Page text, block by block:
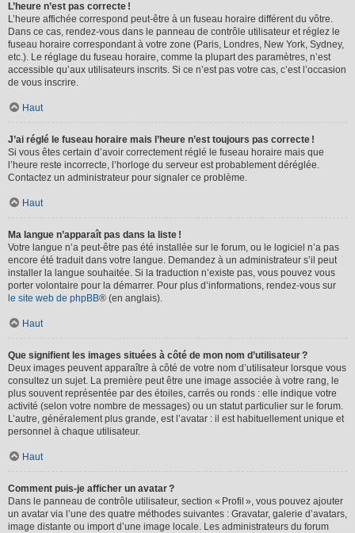
L’heure n’est pas correcte !
L’heure affichée correspond peut-être à un fuseau horaire différent du vôtre.
Dans ce cas, rendez-vous dans le panneau de contrôle utilisateur et réglez le
fuseau horaire correspondant à votre zone (Paris, Londres, New York, Sydney,
etc.). Le réglage du fuseau horaire, comme la plupart des paramètres, n’est
accessible qu’aux utilisateurs inscrits. Si ce n’est pas votre cas, c’est l’occasion
de vous inscrire.
Haut
J’ai réglé le fuseau horaire mais l’heure n’est toujours pas correcte !
Si vous êtes certain d’avoir correctement réglé le fuseau horaire mais que
l’heure reste incorrecte, l’horloge du serveur est probablement déréglée.
Contactez un administrateur pour signaler ce problème.
Haut
Ma langue n’apparaît pas dans la liste !
Votre langue n’a peut-être pas été installée sur le forum, ou le logiciel n’a pas
encore été traduit dans votre langue. Demandez à un administrateur s’il peut
installer la langue souhaitée. Si la traduction n’existe pas, vous pouvez vous
porter volontaire pour la démarrer. Pour plus d’informations, rendez-vous sur
le site web de phpBB® (en anglais).
Haut
Que signifient les images situées à côté de mon nom d’utilisateur ?
Deux images peuvent apparaître à côté de votre nom d’utilisateur lorsque vous
consultez un sujet. La première peut être une image associée à votre rang, le
plus souvent représentée par des étoiles, carrés ou ronds : elle indique votre
activité (selon votre nombre de messages) ou un statut particulier sur le forum.
L’autre, généralement plus grande, est l’avatar : il est habituellement unique et
personnel à chaque utilisateur.
Haut
Comment puis-je afficher un avatar ?
Dans le panneau de contrôle utilisateur, section « Profil », vous pouvez ajouter
un avatar via l’une des quatre méthodes suivantes : Gravatar, galerie d’avatars,
image distante ou import d’une image locale. Les administrateurs du forum